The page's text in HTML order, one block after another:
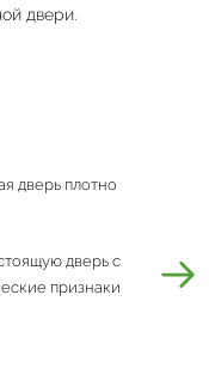
двери.
дверь плотно
дверь с
признаки